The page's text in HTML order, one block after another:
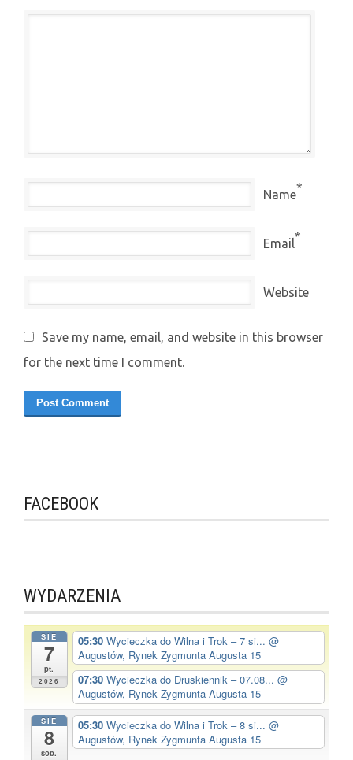
Name*
Email *
Website
Save my name, email, and website in this browser
for the next time I comment.
FACEBOOK
WYDARZENIA
SIE
7
pt.
2026
05:30 Wycieczka do Wilna i Trok – 7 si... @
Augustów, Rynek Zygmunta Augusta 15
07:30 Wycieczka do Druskiennik – 07.08... @
Augustów, Rynek Zygmunta Augusta 15
SIE
8
sob.
05:30 Wycieczka do Wilna i Trok – 8 si... @
Augustów, Rynek Zygmunta Augusta 15